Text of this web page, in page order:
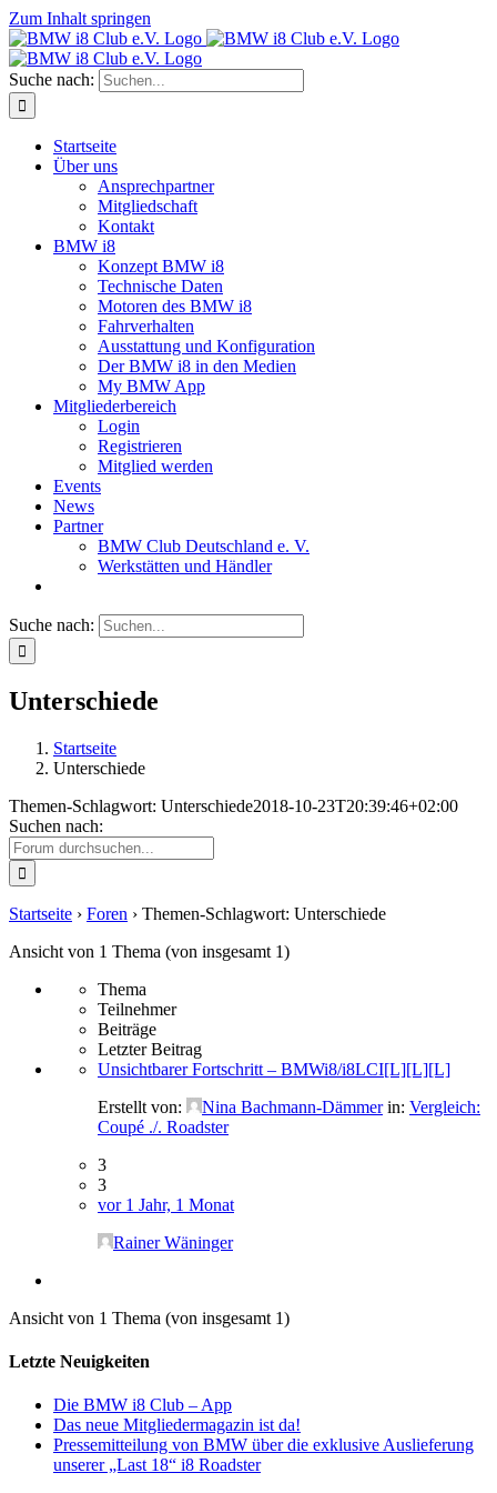
Zum Inhalt springen
Suche nach:
Startseite
Über uns
Ansprechpartner
Mitgliedschaft
Kontakt
BMW i8
Konzept BMW i8
Technische Daten
Motoren des BMW i8
Fahrverhalten
Ausstattung und Konfiguration
Der BMW i8 in den Medien
My BMW App
Mitgliederbereich
Login
Registrieren
Mitglied werden
Events
News
Partner
BMW Club Deutschland e. V.
Werkstätten und Händler
Suche nach:
Unterschiede
Startseite
Unterschiede
Themen-Schlagwort: Unterschiede2018-10-23T20:39:46+02:00
Suchen nach:
Startseite › Foren › Themen-Schlagwort: Unterschiede
Ansicht von 1 Thema (von insgesamt 1)
Thema
Teilnehmer
Beiträge
Letzter Beitrag
Unsichtbarer Fortschritt – BMWi8/i8LCI[L][L][L]
Erstellt von:
Nina Bachmann-Dämmer in: Vergleich:
Coupé ./. Roadster
3
3
vor 1 Jahr, 1 Monat
Rainer Wäninger
Ansicht von 1 Thema (von insgesamt 1)
Letzte Neuigkeiten
Die BMW i8 Club – App
Das neue Mitgliedermagazin ist da!
Pressemitteilung von BMW über die exklusive Auslieferung
unserer „Last 18“ i8 Roadster